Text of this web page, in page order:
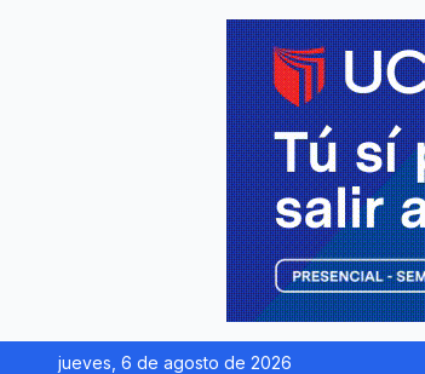
jueves, 6 de agosto de 2026